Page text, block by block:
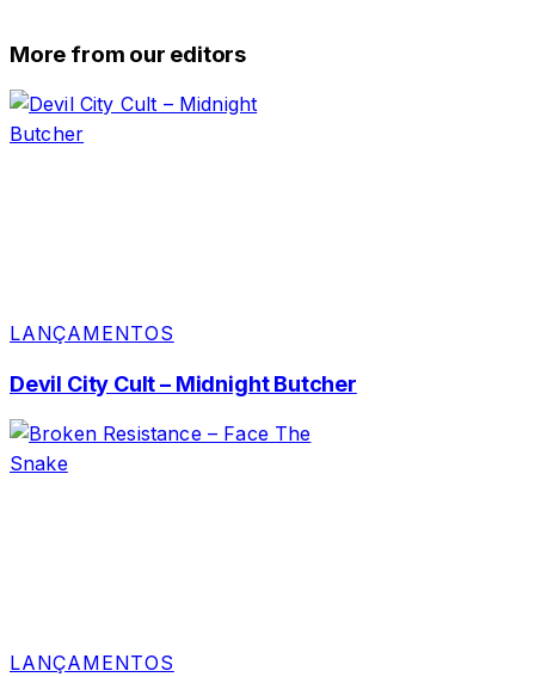
More from our editors
LANÇAMENTOS
Devil City Cult – Midnight Butcher
LANÇAMENTOS